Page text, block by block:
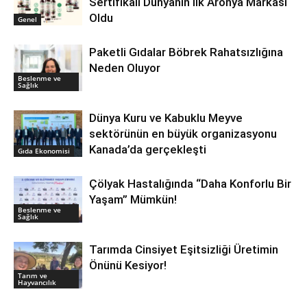
Genel
Oldu
Beslenme ve
Sağlık
Paketli Gıdalar Böbrek Rahatsızlığına
Neden Oluyor
Gıda Ekonomisi
Dünya Kuru ve Kabuklu Meyve
sektörünün en büyük organizasyonu
Kanada’da gerçekleşti
Beslenme ve
Sağlık
Çölyak Hastalığında “Daha Konforlu Bir
Yaşam” Mümkün!
Tarım ve
Hayvancılık
Tarımda Cinsiyet Eşitsizliği Üretimin
Önünü Kesiyor!